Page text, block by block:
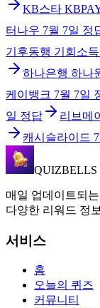
KB스타
터나우 7월 7일 정
기후동행 기회소득
하나은행 하나
케이뱅크 7월 7일
일 정답 리브메
캐시슬라이드
QUIZBELLS
매일 업데이트되
다양한 리워드 정
서비스
홈
오늘의 퀴즈
커뮤니티